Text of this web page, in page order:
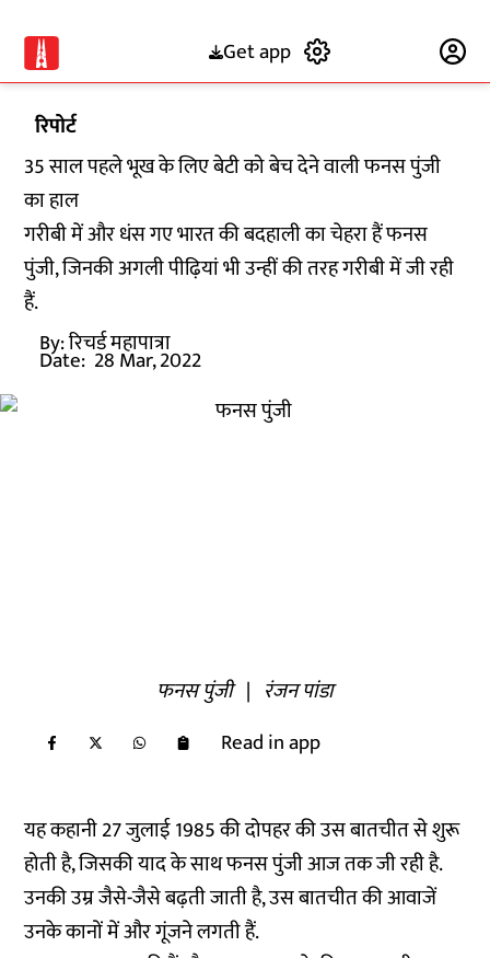
Get app
रिपोर्ट
35 साल पहले भूख के लिए बेटी को बेच देने वाली फनस पुंजी
का हाल
गरीबी में और धंस गए भारत की बदहाली का चेहरा हैं फनस
पुंजी, जिनकी अगली पीढ़ियां भी उन्हीं की तरह गरीबी में जी रही
हैं.
By:रिचर्ड महापात्रा
Date: 28 Mar, 2022
फनस पुंजी | रंजन पांडा
Read in app
यह कहानी 27 जुलाई 1985 की दोपहर की उस बातचीत से शुरू
होती है, जिसकी याद के साथ फनस पुंजी आज तक जी रही है.
उनकी उम्र जैसे-जैसे बढ़ती जाती है, उस बातचीत की आवाजें
उनके कानों में और गूंजने लगती हैं.